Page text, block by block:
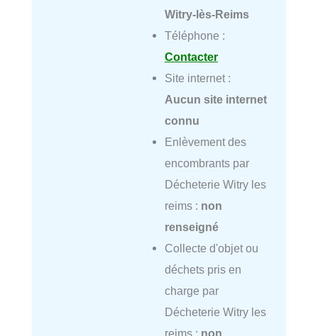
Witry-lès-Reims
Téléphone :
Contacter
Site internet :
Aucun site internet
connu
Enlèvement des
encombrants par
Décheterie Witry les
reims : non
renseigné
Collecte d'objet ou
déchets pris en
charge par
Décheterie Witry les
reims : non